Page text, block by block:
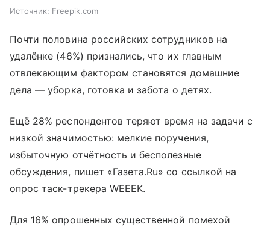
Источник: Freepik.com
Почти половина российских сотрудников на
удалёнке (46%) признались, что их главным
отвлекающим фактором становятся домашние
дела — уборка, готовка и забота о детях.
Ещё 28% респондентов теряют время на задачи с
низкой значимостью: мелкие поручения,
избыточную отчётность и бесполезные
обсуждения, пишет «Газета.Ru» со ссылкой на
опрос таск-трекера WEEEK.
Для 16% опрошенных существенной помехой